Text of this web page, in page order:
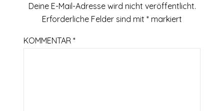
Deine E-Mail-Adresse wird nicht veröffentlicht.
Erforderliche Felder sind mit * markiert
KOMMENTAR*